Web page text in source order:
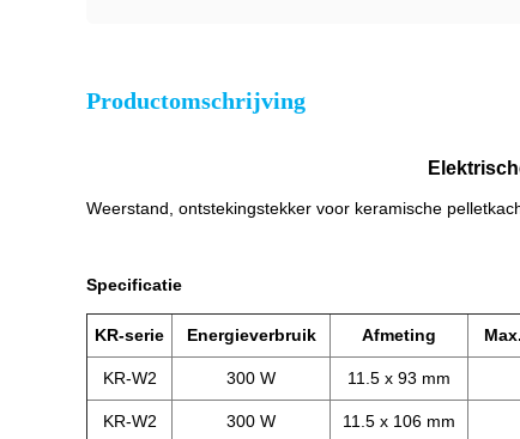
Productomschrijving
Weerstand, ontstekingstekker voor keramische
Specificatie
KR-serie Energieverbruik Afmeting
KR-W2 300 W 11.5 x 93 mm
KR-W2 300 W 11.5 x 106 mm